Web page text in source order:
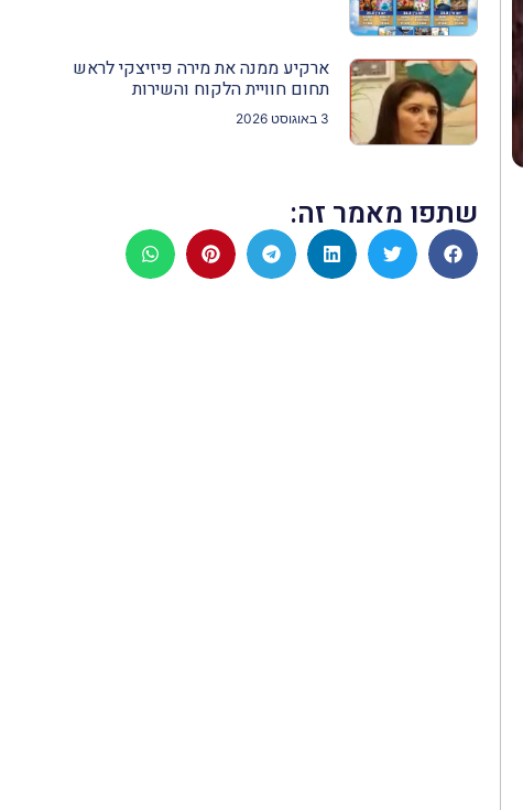
ארקיע ממנה את מירה פיזיצקי לראש
תחום חוויית הלקוח והשירות
3 באוגוסט 2026
שתפו מאמר זה: